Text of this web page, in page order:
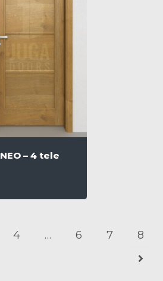
NEO – 4 tele
4 … 6 7 8